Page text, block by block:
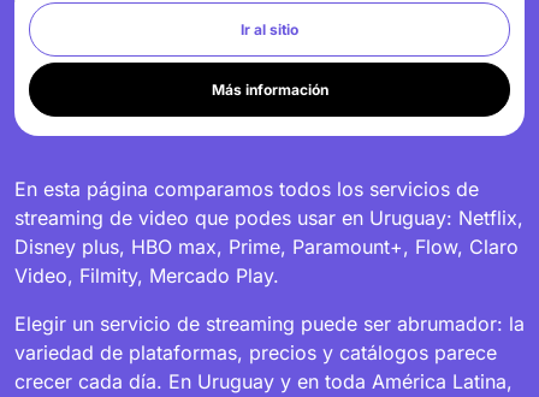
Ir al sitio
Más información
En esta página comparamos todos los servicios de
streaming de video que podes usar en Uruguay: Netflix,
Disney plus, HBO max, Prime, Paramount+, Flow, Claro
Video, Filmity, Mercado Play.
Elegir un servicio de streaming puede ser abrumador: la
variedad de plataformas, precios y catálogos parece
crecer cada día. En Uruguay y en toda América Latina,